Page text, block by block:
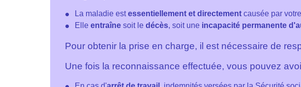
La maladie estessentiellement et directement causée par
Elle entraîne soit le décès, soit une incapacité permanente
Pour obtenir la prise en charge, il est nécessaire de
Une fois la reconnaissance effectuée, vous pouvez